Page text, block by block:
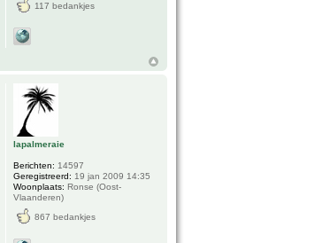
117 bedankjes
lapalmeraie
Berichten: 14597
Geregistreerd: 19 jan 2009 14:35
Woonplaats: Ronse (Oost-
Vlaanderen)
867 bedankjes